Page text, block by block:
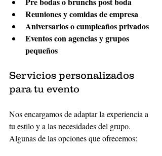
Reuniones y comidas de empresa
Aniversarios o cumpleaños privados
Eventos con agencias y grupos
pequeños
Servicios personalizados
para tu evento
Nos encargamos de adaptar la experiencia a
tu estilo y a las necesidades del grupo.
Algunas de las opciones que ofrecemos: